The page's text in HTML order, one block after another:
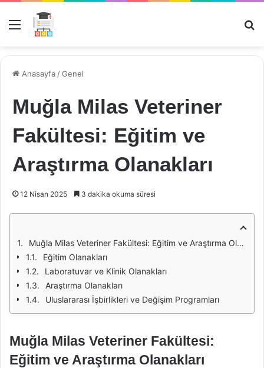
Menü
Anasayfa /Genel
Muğla Milas Veteriner
Fakültesi: Eğitim ve
Araştırma Olanakları
12 Nisan 2025 3 dakika okuma süresi
Muğla Milas Veteriner Fakültesi: Eğitim ve Araştırma Olanakları
Eğitim Olanakları
Laboratuvar ve Klinik Olanakları
Araştırma Olanakları
Uluslararası İşbirlikleri ve Değişim Programları
Muğla Milas Veteriner Fakültesi:
Eğitim ve Araştırma Olanakları